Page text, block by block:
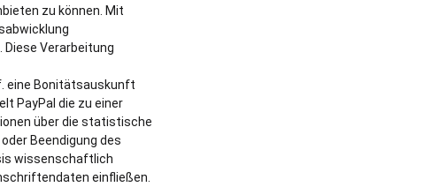
zu können. Mit
Verarbeitung
eine Bonitätsauskunft
PayPal die zu einer
über die statistische
Beendigung des
wissenschaftlich
einfließen.